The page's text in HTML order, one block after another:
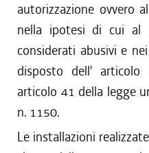
autorizzazione ovvero
nella ipotesi di cui al
considerati abusivi e
disposto dell'
articolo 41 della legge
n. 1150.
Le installazioni